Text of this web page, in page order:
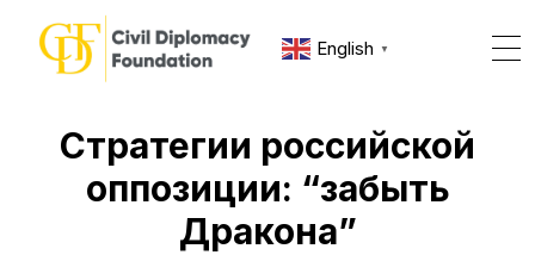
English ▼
Стратегии российской
оппозиции: “забыть
Дракона”